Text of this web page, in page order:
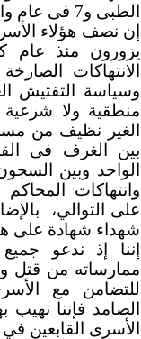
الطبى و7 فى عام واحد 2007 بالاضافة لأسير فى هذا العام.
إن نصف هؤلاء
يزورون منذ عام
الانتهاكات
وسياسة التفتيش
منطقية ولا
الغير نظيف من
بين الغرف فى
الواحد وبين
وانتهاكات
على التوالي،
شهداء شهادة على
إننا إذ ندعو
ممارساته من قتل
للتضامن مع
الصامد فإننا
الأسرى القابعين في